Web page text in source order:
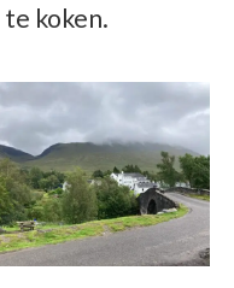
koken.